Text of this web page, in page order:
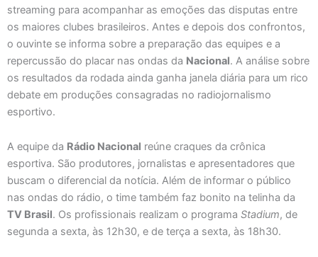
streaming para acompanhar as emoções das disputas entre
os maiores clubes brasileiros. Antes e depois dos confrontos,
o ouvinte se informa sobre a preparação das equipes e a
repercussão do placar nas ondas da Nacional. A análise sobre
os resultados da rodada ainda ganha janela diária para um rico
debate em produções consagradas no radiojornalismo
esportivo.
A equipe da Rádio Nacional reúne craques da crônica
esportiva. São produtores, jornalistas e apresentadores que
buscam o diferencial da notícia. Além de informar o público
nas ondas do rádio, o time também faz bonito na telinha da
TV Brasil. Os profissionais realizam o programa Stadium, de
segunda a sexta, às 12h30, e de terça a sexta, às 18h30.